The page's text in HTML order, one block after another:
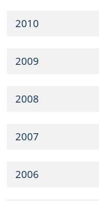
2010
2009
2008
2007
2006